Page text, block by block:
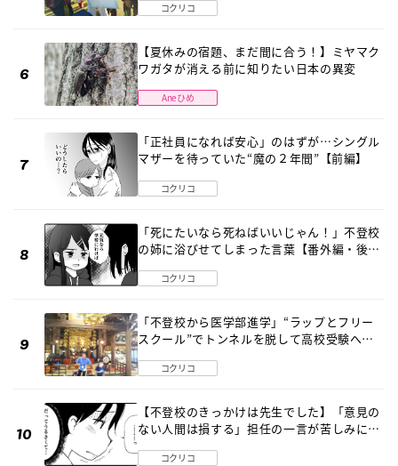
コクリコ
【夏休みの宿題、まだ間に合う！】ミヤマク
ワガタが消える前に知りたい日本の異変
Aneひめ
「正社員になれば安心」のはずが…シングル
マザーを待っていた“魔の２年間”【前編】
コクリコ
「死にたいなら死ねばいいじゃん！」不登校
の姉に浴びせてしまった言葉【番外編・後
コクリコ
「不登校から医学部進学」“ラップとフリー
スクール”でトンネルを脱して高校受験へ
コクリコ
【不登校のきっかけは先生でした】「意見の
ない人間は損する」担任の一言が苦しみに…
コクリコ